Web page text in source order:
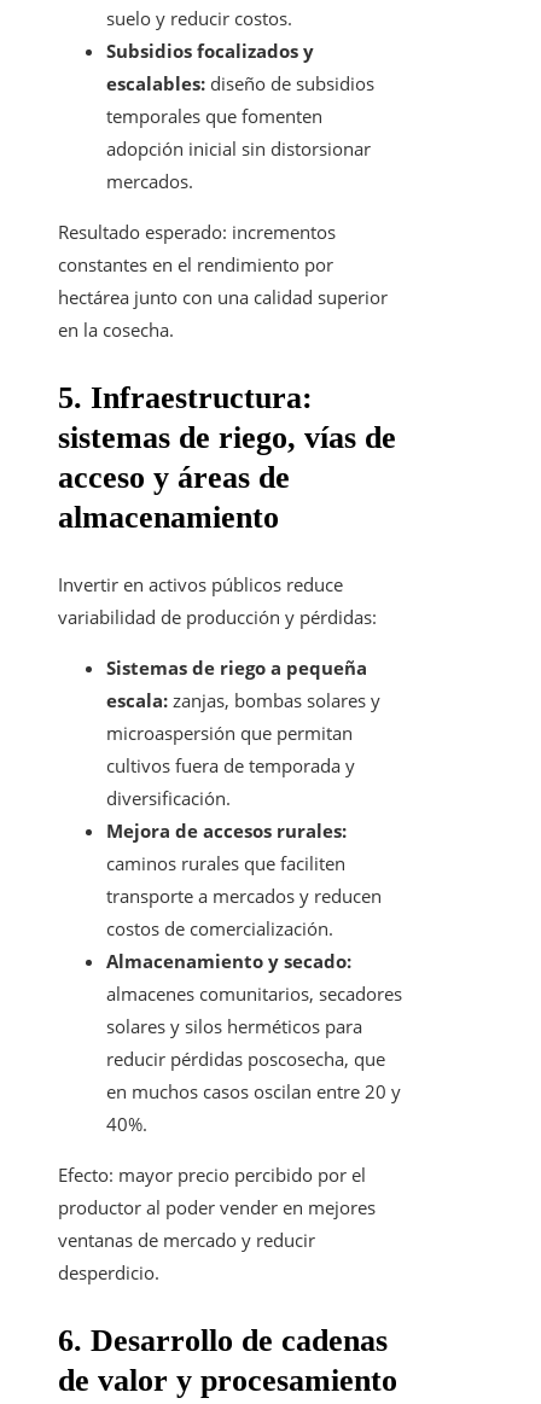
suelo y reducir costos.
Subsidios focalizados y
escalables: diseño de subsidios
temporales que fomenten
adopción inicial sin distorsionar
mercados.
Resultado esperado: incrementos
constantes en el rendimiento por
hectárea junto con una calidad superior
en la cosecha.
5. Infraestructura:
sistemas de riego, vías de
acceso y áreas de
almacenamiento
Invertir en activos públicos reduce
variabilidad de producción y pérdidas:
Sistemas de riego a pequeña
escala: zanjas, bombas solares y
microaspersión que permitan
cultivos fuera de temporada y
diversificación.
Mejora de accesos rurales:
caminos rurales que faciliten
transporte a mercados y reducen
costos de comercialización.
Almacenamiento y secado:
almacenes comunitarios, secadores
solares y silos herméticos para
reducir pérdidas poscosecha, que
en muchos casos oscilan entre 20 y
40%.
Efecto: mayor precio percibido por el
productor al poder vender en mejores
ventanas de mercado y reducir
desperdicio.
6. Desarrollo de cadenas
de valor y procesamiento